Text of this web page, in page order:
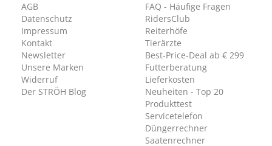
AGB
Datenschutz
Impressum
Kontakt
Newsletter
Unsere Marken
Widerruf
Der STRÖH Blog
FAQ - Häufige Fragen
RidersClub
Reiterhöfe
Tierärzte
Best-Price-Deal ab € 299
Futterberatung
Lieferkosten
Neuheiten - Top 20
Produkttest
Servicetelefon
Düngerrechner
Saatenrechner